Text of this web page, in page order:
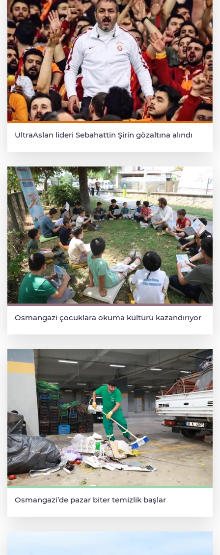
UltraAslan lideri Sebahattin Şirin gözaltına alındı
Osmangazi çocuklara okuma kültürü kazandırıyor
Osmangazi’de pazar biter temizlik başlar